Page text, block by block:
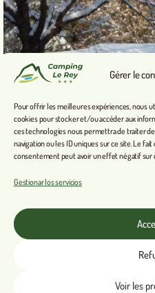
Gérer le
Pour offrir les meilleures expériences, nous
cookies pour stocker et/ou accéder aux
ces technologies nous permettra de traiter
navigation ou les ID uniques sur ce site. Le
consentement peut avoir un effet négatif
Gestionar los servicios
Voir les